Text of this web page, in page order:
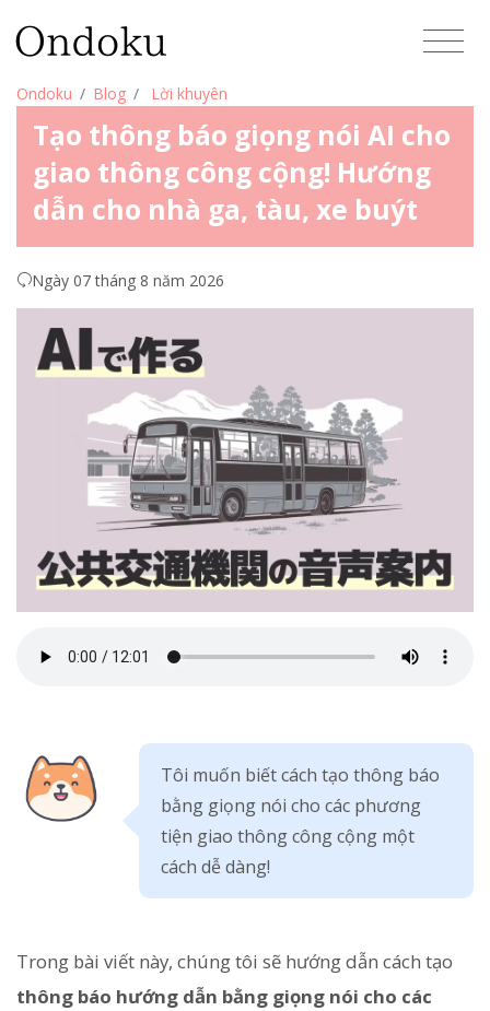
Ondoku Blog Lời khuyên
Tạo thông báo giọng nói AI cho
giao thông công cộng! Hướng
dẫn cho nhà ga, tàu, xe buýt
Ngày 07 tháng 8 năm 2026
Tôi muốn biết cách tạo thông báo
bằng giọng nói cho các phương
tiện giao thông công cộng một
cách dễ dàng!
Trong bài viết này, chúng tôi sẽ hướng dẫn cách tạo
thông báo hướng dẫn bằng giọng nói cho các